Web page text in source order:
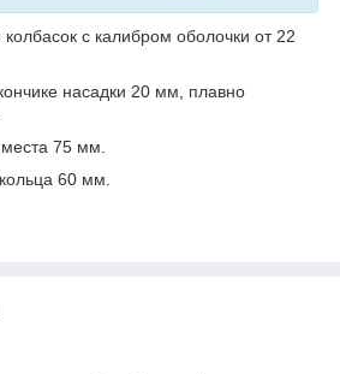
с калибром оболочки от 22
насадки 20 мм, плавно
75 мм.
60 мм.